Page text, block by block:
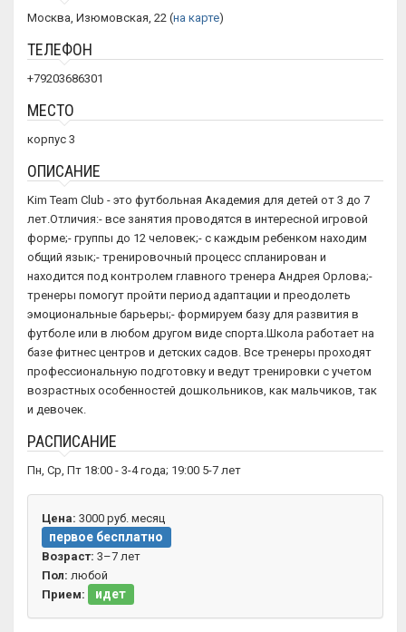
Москва, Изюмовская, 22 (на карте)
ТЕЛЕФОН
+79203686301
МЕСТО
корпус 3
ОПИСАНИЕ
Kim Team Club - это футбольная Академия для детей от 3 до 7
лет.Отличия:- все занятия проводятся в интересной игровой
форме;- группы до 12 человек;- с каждым ребенком находим
общий язык;- тренировочный процесс спланирован и
находится под контролем главного тренера Андрея Орлова;-
тренеры помогут пройти период адаптации и преодолеть
эмоциональные барьеры;- формируем базу для развития в
футболе или в любом другом виде спорта.Школа работает на
базе фитнес центров и детских садов. Все тренеры проходят
профессиональную подготовку и ведут тренировки с учетом
возрастных особенностей дошкольников, как мальчиков, так
и девочек.
РАСПИСАНИЕ
Пн, Ср, Пт 18:00 - 3-4 года; 19:00 5-7 лет
Цена: 3000 руб. месяц
первое бесплатно
Возраст: 3–7 лет
Пол: любой
Прием:
идет